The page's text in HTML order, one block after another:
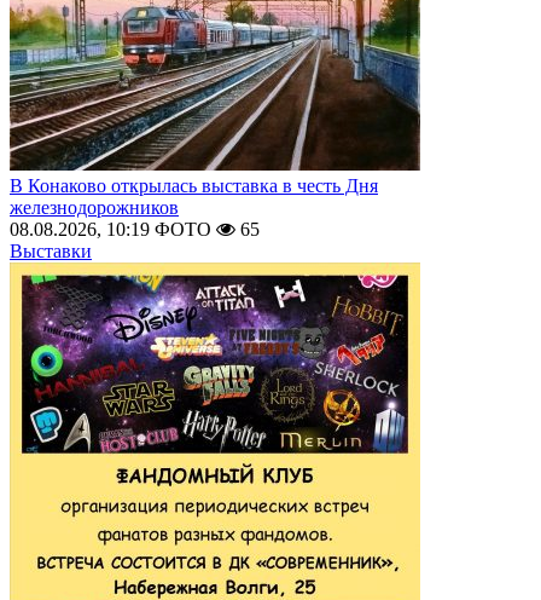
В Конаково открылась выставка в честь Дня
железнодорожников
08.08.2026, 10:19 ФОТО
65
Выставки